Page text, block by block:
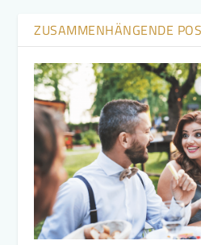
ZUSAMMENHÄNGENDE